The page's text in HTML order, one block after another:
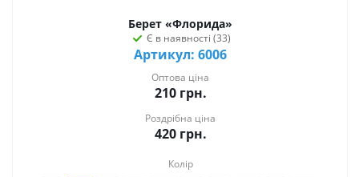
Берет «Флорида»
Є в наявності (33)
Артикул: 6006
Оптова ціна
210грн.
Роздрібна ціна
420грн.
Колір